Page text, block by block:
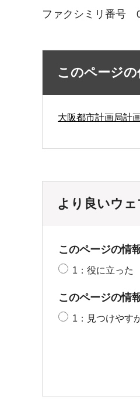
ファクシミリ番号
このページ
大阪都市計画局計
より良いウ
このページの情
1：役に立った
このページの情
1：見つけやす